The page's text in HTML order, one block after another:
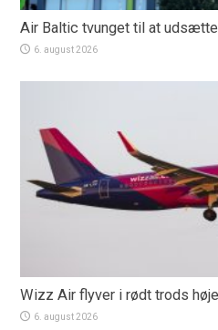
Air Baltic tvunget til at
6. august 2026
Wizz Air flyver i rødt trods
6. august 2026